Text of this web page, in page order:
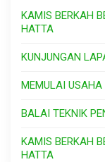
KAMIS BERKAH
HATTA
KUNJUNGAN
MEMULAI USAHA
BALAI TEKNIK
KAMIS BERKAH
HATTA